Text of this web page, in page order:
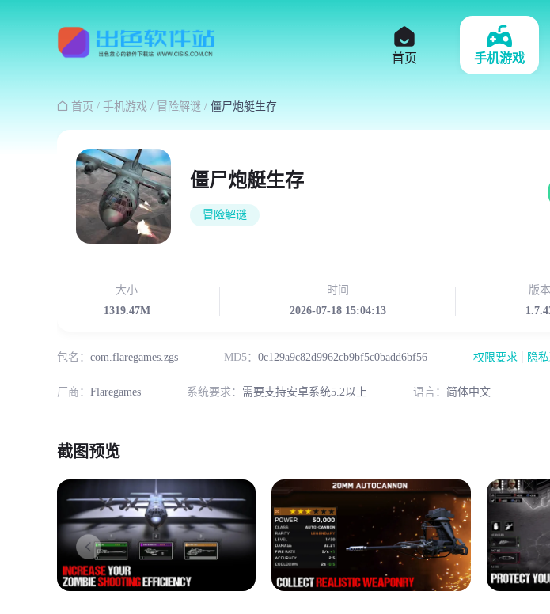
首页 手机游戏
 首页 / 手机游戏 / 冒险解谜 / 僵尸炮艇生存
僵尸炮艇生存
冒险解谜
大小
1319.47M
时间
2026-07-18 15:04:13
版本
包名： com.flaregames.zgs MD5： 0c129a9c82d9962cb9bf5c0badd6bf56 权限要求 隐
厂商： Flaregames 系统要求： 需要支持安卓系统5.2以上 语言： 简体中文
截图预览